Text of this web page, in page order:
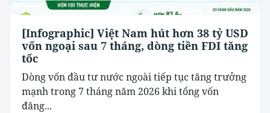
[Infographic] Việt Nam hút hơn 38 tỷ USD
vốn ngoại sau 7 tháng, dòng tiền FDI tăng
tốc
Dòng vốn đầu tư nước ngoài tiếp tục tăng trưởng
mạnh trong 7 tháng năm 2026 khi tổng vốn
đăng...